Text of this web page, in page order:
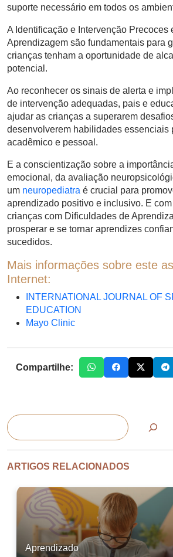
suporte necessário em todos os
A Identificação e Intervenção Precoces
Aprendizagem são fundamentais para
crianças tenham a oportunidade de
potencial.
Ao reconhecer os sinais de alerta e
de intervenção adequadas, pais e
ajudar as crianças a superarem
desenvolverem habilidades essenciais
acadêmico e pessoal.
E a conscientização sobre a
emocional, da avaliação
um neuropediatra é crucial para
aprendizado positivo e inclusivo. E
crianças com Dificuldades de
prosperar e se tornar aprendizes
sucedidos.
Mais informações sobre este
Internet:
INTERNATIONAL JOURNAL OF
EDUCATION
Mayo Clinic
Compartilhe:
Pesquisar
ARTIGOS RELACIONADOS
Aprendizado